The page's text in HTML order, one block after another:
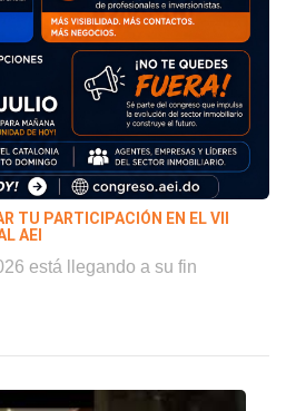
TU PARTICIPACIÓN EN EL VII
AEI
está llegando a su fin